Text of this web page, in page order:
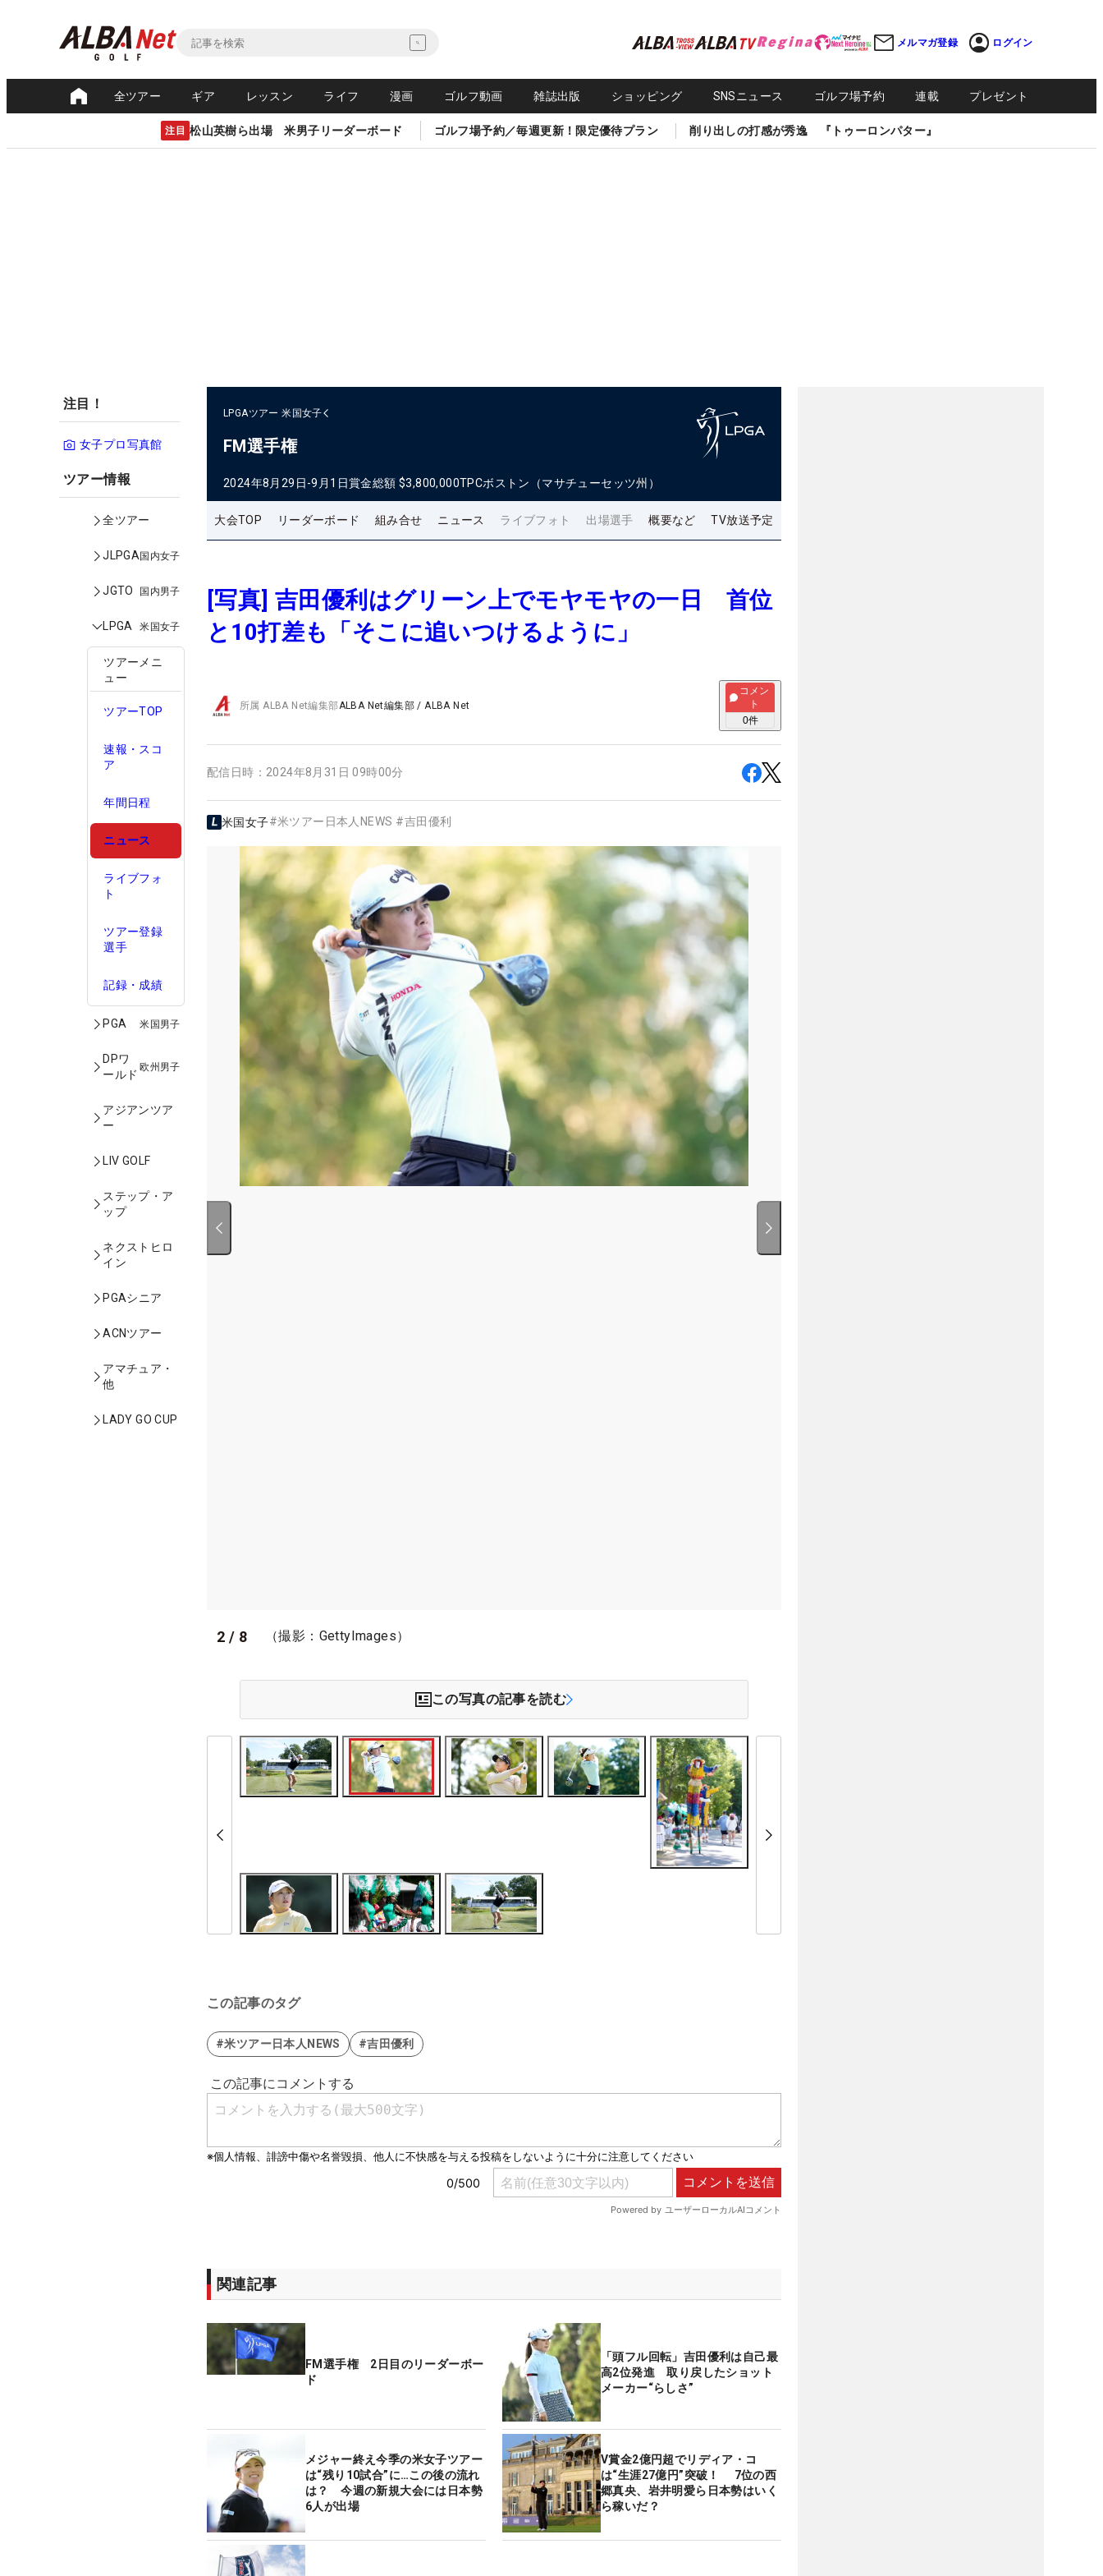
メルマガ登録 ログイン
全ツアー ギア レッスン ライフ 漫画 ゴルフ動画 雑誌出版 ショッピング SNSニュース ゴルフ場予約 連載 プレゼント
注目 松山英樹ら出場 米男子リーダーボード ゴルフ場予約／毎週更新！限定優待プラン 削り出しの打感が秀逸 『トゥーロンパター』
注目！
女子プロ写真館
ツアー情報
全ツアー
JLPGA国内女子
JGTO 国内男子
LPGA 米国女子
ツアーメニ
ュー
ツアーTOP
速報・スコ
ア
年間日程
ニュース
ライブフォ
ト
ツアー登録
選手
記録・成績
PGA 米国男子
DPワ
ールド
欧州男子
アジアンツア
ー
LIV GOLF
ステップ・ア
ップ
ネクストヒロ
イン
PGAシニア
ACNツアー
アマチュア・
他
LADY GO CUP
LPGAツアー 米国女子
FM選手権
2024年8月29日-9月1日賞金総額 $3,800,000TPCボストン（マサチューセッツ州）
大会TOP リーダーボード 組み合せ ニュース ライブフォト 出場選手 概要など TV放送予定
[写真] 吉田優利はグリーン上でモヤモヤの一日 首位
と10打差も「そこに追いつけるように」
所属ALBA Net編集部ALBA Net編集部 /ALBA Net
コメン
ト
0件
配信日時： 2024年8月31日 09時00分
米国女子#米ツアー日本人NEWS #吉田優利
2 / 8 （撮影：GettyImages）
この写真の記事を読む
この記事のタグ
#米ツアー日本人NEWS #吉田優利
関連記事
FM選手権 2日目のリーダーボー
ド
「頭フル回転」吉田優利は自己最
高2位発進 取り戻したショット
メーカー“らしさ”
メジャー終え今季の米女子ツアー
は“残り10試合”に…この後の流れ
は？ 今週の新規大会には日本勢
6人が出場
V賞金2億円超でリディア・コ
は“生涯27億円”突破！ 7位の西
郷真央、岩井明愛ら日本勢はいく
ら稼いだ？